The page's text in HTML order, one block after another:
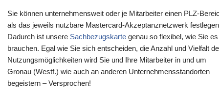
Sie können unternehmensweit oder je Mitarbeiter einen PLZ-
als das jeweils nutzbare Mastercard-Akzeptanznetzwerk
Dadurch ist unsere Sachbezugskarte genau so flexibel, wie Sie es
brauchen. Egal wie Sie sich entscheiden, die Anzahl und Vielfalt
Nutzungsmöglichkeiten wird Sie und Ihre Mitarbeiter in und um
Gronau (Westf.) wie auch an anderen Unternehmensstandorten
begeistern – Versprochen!